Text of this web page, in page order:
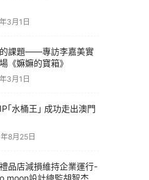
3月1日
課題——專訪李嘉美實
《嫲嫲的寶箱》
3月1日
｢水桶王｣ 成功走出澳門
8月25日
品店減損維持企業運行-
moon設計總監胡智杰先